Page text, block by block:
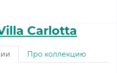
Carlotta
Про коллекцию